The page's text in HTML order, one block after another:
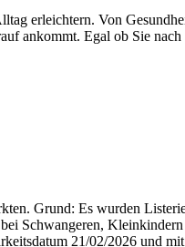
erleichtern. Von
ankommt. Egal ob Sie
Grund: Es wurden
Schwangeren,
21/02/2026 und